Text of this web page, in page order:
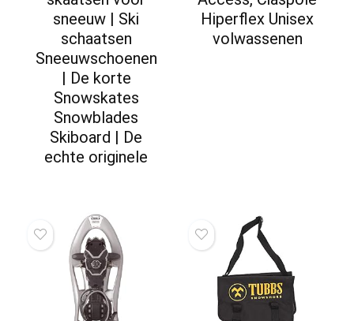
sneeuw | Ski
schaatsen
Sneeuwschoenen
| De korte
Snowskates
Snowblades
Skiboard | De
echte originele
Hiperflex Unisex
volwassenen